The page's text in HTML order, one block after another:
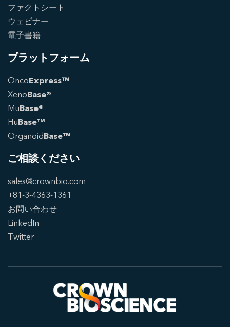
ファクトシート
ウェビナー
電子書籍
プラットフォーム
OncoExpress™
XenoBase®
MuBase®
HuBase™
OrganoidBase™
ご相談ください
sales@crownbio.com
+81-3-4363-1361
お問い合わせ
LinkedIn
Twitter